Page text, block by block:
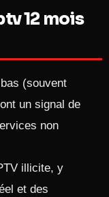
12 mois
(souvent
un signal de
non
illicite, y
et des